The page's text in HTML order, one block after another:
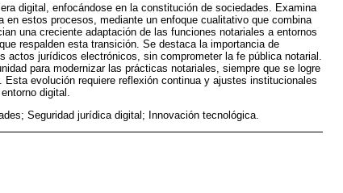
digital, enfocándose en la constitución de sociedades. Examina
estos procesos, mediante un enfoque cualitativo que combina
una creciente adaptación de las funciones notariales a entornos
respalden esta transición. Se destaca la importancia de
jurídicos electrónicos, sin comprometer la fe pública notarial.
para modernizar las prácticas notariales, siempre que se logre
evolución requiere reflexión continua y ajustes institucionales
digital.
Seguridad jurídica digital; Innovación tecnológica.